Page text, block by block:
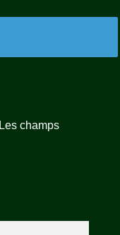
Les champs